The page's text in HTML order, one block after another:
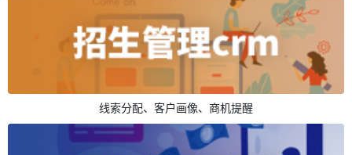
线索分配、客户画像、商机提醒